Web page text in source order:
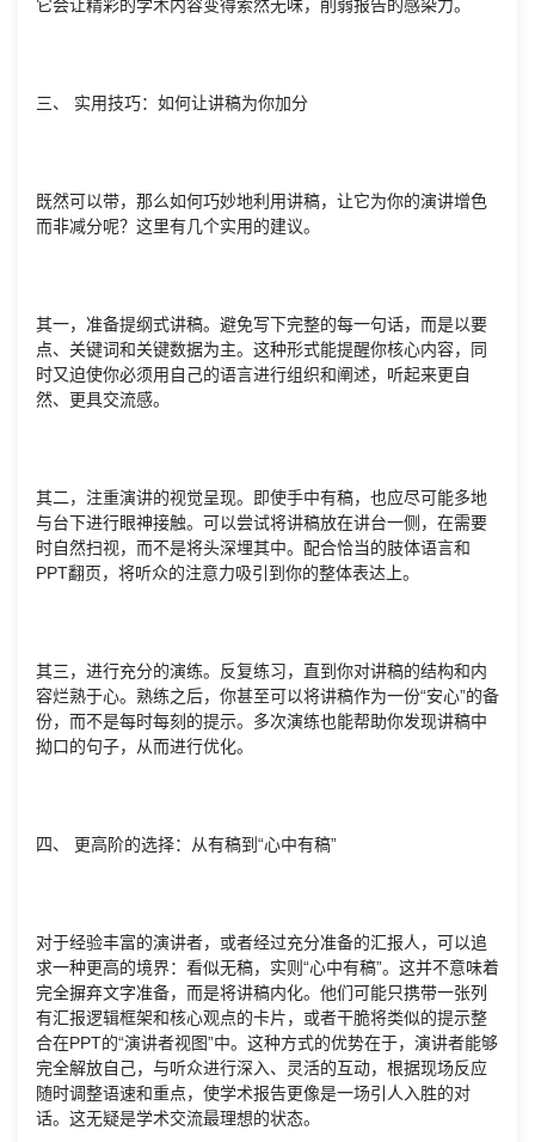
它会让精彩的学术内容变得索然无味，削弱报告的感染力。
三、 实用技巧：如何让讲稿为你加分
既然可以带，那么如何巧妙地利用讲稿，让它为你的演讲增色
而非减分呢？这里有几个实用的建议。
其一，准备提纲式讲稿。避免写下完整的每一句话，而是以要
点、关键词和关键数据为主。这种形式能提醒你核心内容，同
时又迫使你必须用自己的语言进行组织和阐述，听起来更自
然、更具交流感。
其二，注重演讲的视觉呈现。即使手中有稿，也应尽可能多地
与台下进行眼神接触。可以尝试将讲稿放在讲台一侧，在需要
时自然扫视，而不是将头深埋其中。配合恰当的肢体语言和
PPT翻页，将听众的注意力吸引到你的整体表达上。
其三，进行充分的演练。反复练习，直到你对讲稿的结构和内
容烂熟于心。熟练之后，你甚至可以将讲稿作为一份“安心”的备
份，而不是每时每刻的提示。多次演练也能帮助你发现讲稿中
拗口的句子，从而进行优化。
四、 更高阶的选择：从有稿到“心中有稿”
对于经验丰富的演讲者，或者经过充分准备的汇报人，可以追
求一种更高的境界：看似无稿，实则“心中有稿”。这并不意味着
完全摒弃文字准备，而是将讲稿内化。他们可能只携带一张列
有汇报逻辑框架和核心观点的卡片，或者干脆将类似的提示整
合在PPT的“演讲者视图”中。这种方式的优势在于，演讲者能够
完全解放自己，与听众进行深入、灵活的互动，根据现场反应
随时调整语速和重点，使学术报告更像是一场引人入胜的对
话。这无疑是学术交流最理想的状态。